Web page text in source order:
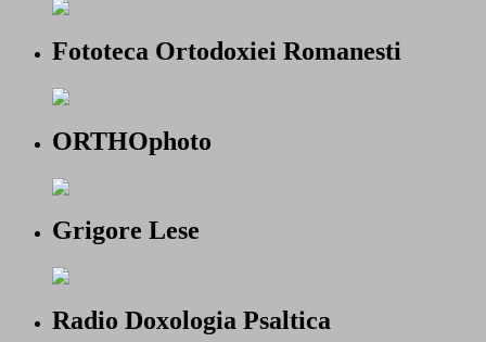
Fototeca Ortodoxiei Romanesti
ORTHOphoto
Grigore Lese
Radio Doxologia Psaltica